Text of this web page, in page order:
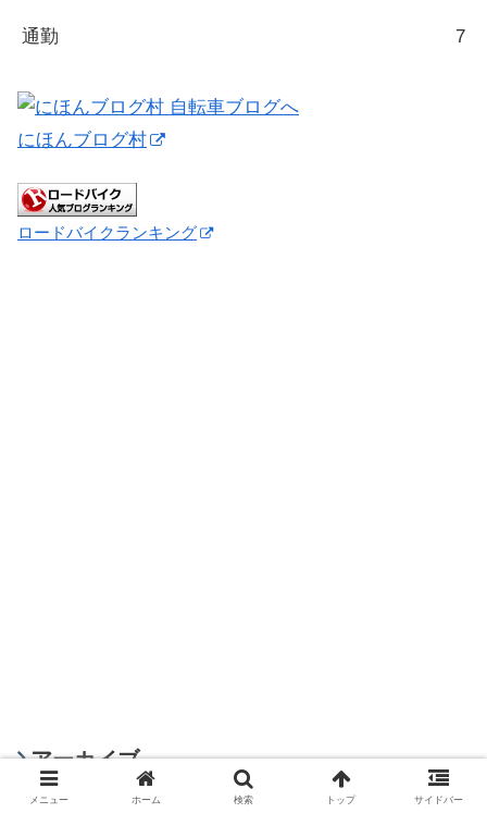
通勤 7
にほんブログ村
ロードバイクランキング
アーカイブ
メニュー ホーム 検索 トップ サイドバー